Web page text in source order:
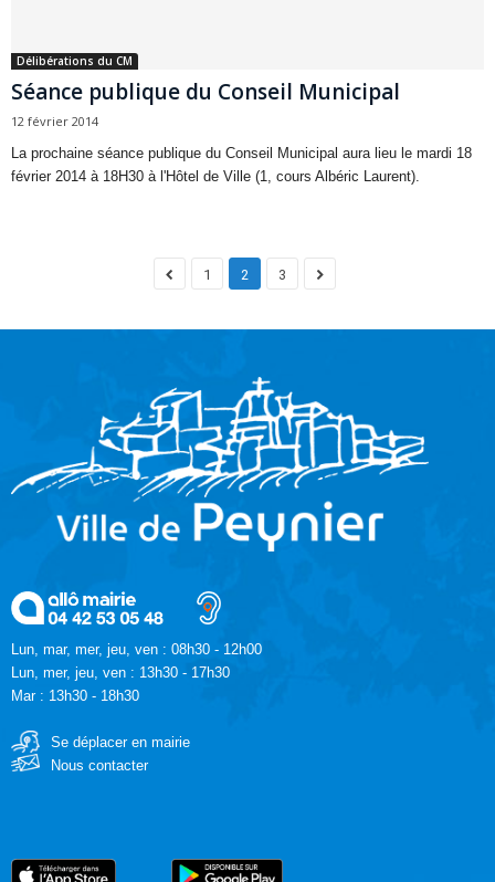
Délibérations du CM
Séance publique du Conseil Municipal
12 février 2014
La prochaine séance publique du Conseil Municipal aura lieu le mardi 18
février 2014 à 18H30 à l'Hôtel de Ville (1, cours Albéric Laurent).
1 2 3
Lun, mar, mer, jeu, ven : 08h30 - 12h00
Lun, mer, jeu, ven : 13h30 - 17h30
Mar : 13h30 - 18h30
Se déplacer en mairie
Nous contacter